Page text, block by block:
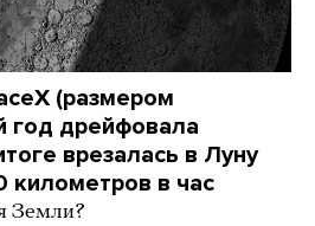
(размером
год дрейфовала
врезалась в Луну
километров в час
Земли?